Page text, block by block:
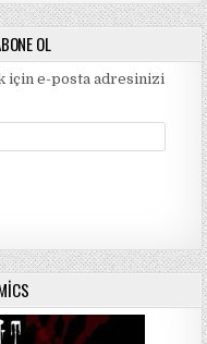
OL
için e-posta adresinizi